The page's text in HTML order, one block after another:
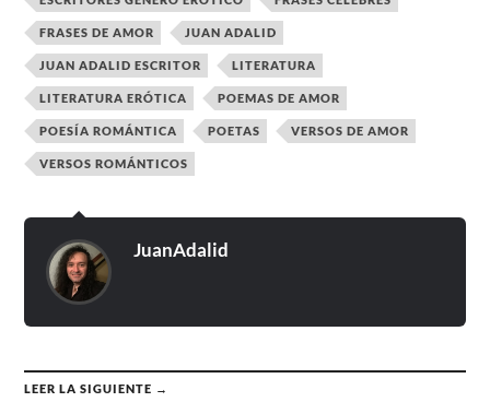
FRASES DE AMOR JUAN ADALID
JUAN ADALID ESCRITOR LITERATURA
LITERATURA ERÓTICA POEMAS DE AMOR
POESÍA ROMÁNTICA POETAS VERSOS DE AMOR
VERSOS ROMÁNTICOS
JuanAdalid
LEER LA SIGUIENTE →